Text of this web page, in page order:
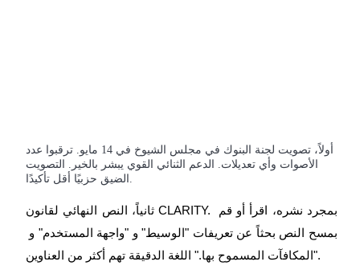
أولاً، تصويت لجنة البنوك في مجلس الشيوخ في 14 مايو. ترقبوا عدد
الأصوات وأي تعديلات. الدعم الثنائي القوي يبشر بالخير. التصويت
ثانياً، النص النهائي لقانون CLARITY. بمجرد نشره، اقرأ أو قم
"المكافآت المسموح بها." اللغة الدقيقة تهم أكثر من العناوين.